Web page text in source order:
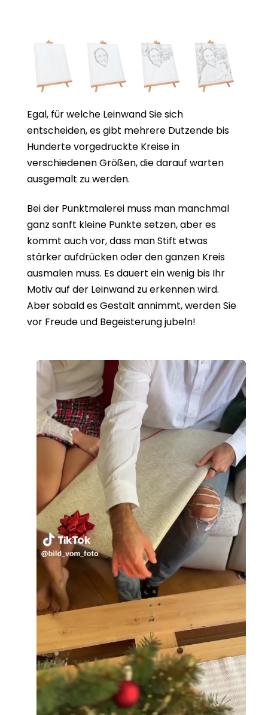
Egal, für welche Leinwand Sie sich
entscheiden, es gibt mehrere Dutzende bis
Hunderte vorgedruckte Kreise in
verschiedenen Größen, die darauf warten
ausgemalt zu werden.
Bei der Punktmalerei muss man manchmal
ganz sanft kleine Punkte setzen, aber es
kommt auch vor, dass man Stift etwas
stärker aufdrücken oder den ganzen Kreis
ausmalen muss. Es dauert ein wenig bis Ihr
Motiv auf der Leinwand zu erkennen wird.
Aber sobald es Gestalt annimmt, werden Sie
vor Freude und Begeisterung jubeln!